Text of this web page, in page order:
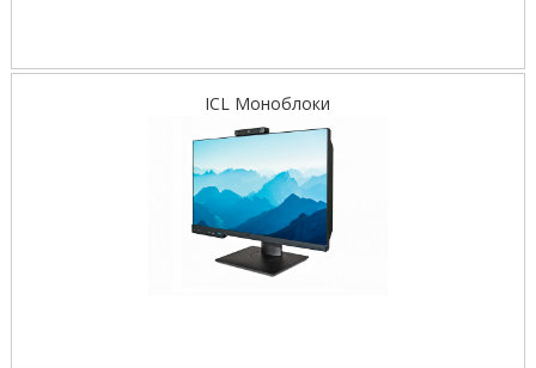
ICL Моноблоки